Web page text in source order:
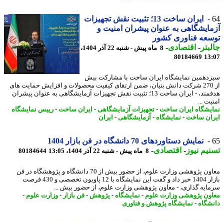
ایران ساخت 13؛ تثبیت نقش تجهیزات
به عنوان پیشران امنیت و
فناوری کشور
-اقتصادی-
8 ماه پیش - شنبه 22 آذر 1404،
80184669
نمایشگاه ایران ساخت با مشارکت بیش
از 270 شرکت دانش بنیان، ضمن ارتقای کیفیت محصولات و افزایش حمایت های
هدفمند، - ایران ساخت 13؛ تثبیت نقش تجهیزات آزمایشگاهی به عنوان پیشران
...
ایران ساخت-تجهیزات آزمایشگاهی-ایران ساخت-رییس نمایشگاه
ساخت-نمایشگاه-آزمایشگاهی-ایران
نمایش دستاوردهای 70 دانشگاه در فن بازار 1404
نیوز-اقتصادی-8 ماه پیش - شنبه 22 آذر 1404، 13:05 80184644
معاون پژوهشی وزارت علوم، از حضور بیش از 70 دانشگاه و پژوهشگاه در فن
بازار 1404 خبر داد و گفت این نمایشگاه با 12 پاویون تخصصی و 430 فرصت
گذاری، - معاون پژوهشی وزارت علوم، از حضور بیش ...
پژوهشی وزارت علوم-نمایشگاه-پژوهش-فن بازار - وزارت علوم-
-نمایشگاه پژوهش و فناوری